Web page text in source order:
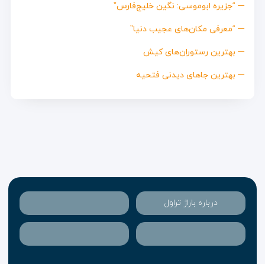
“جزیره ابوموسی: نگین خلیج‌فارس”
“معرفی مکان‌های عجیب دنیا”
بهترین رستوران‌های کیش
بهترین جاهای دیدنی فتحیه
درباره باراژ تراول